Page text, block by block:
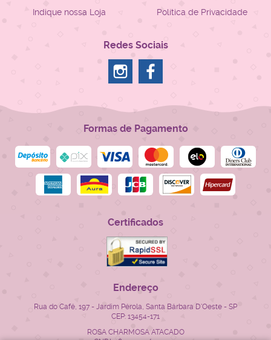
Indique nossa Loja
Política de Privacidade
Redes Sociais
Formas de Pagamento
Certificados
Endereço
Rua do Café, 197 - Jardim Pérola, Santa Bárbara D'Oeste - SP
CEP: 13454-171
ROSA CHARMOSA ATACADO